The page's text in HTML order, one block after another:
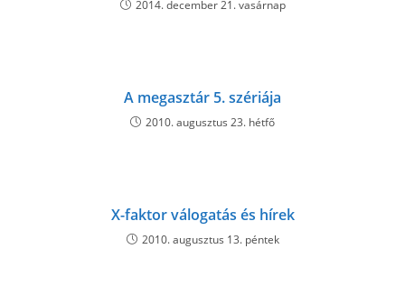
2014. december 21. vasárnap
A megasztár 5. szériája
2010. augusztus 23. hétfő
X-faktor válogatás és hírek
2010. augusztus 13. péntek